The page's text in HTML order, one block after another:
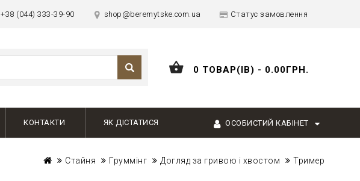
+38 (044) 333-39-90 shop@beremytske.com.ua Статус замовлення
0 ТОВАР(ІВ) - 0.00ГРН.
КОНТАКТИ ЯК ДІСТАТИСЯ ОСОБИСТИЙ КАБІНЕТ
Стайня Груммінг Догляд за гривою і хвостом Тример